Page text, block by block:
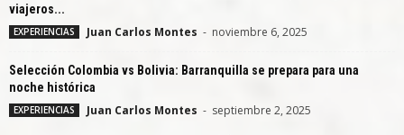
viajeros...
EXPERIENCIAS Juan Carlos Montes - noviembre 6, 2025
Selección Colombia vs Bolivia: Barranquilla se prepara para una
noche histórica
EXPERIENCIAS Juan Carlos Montes - septiembre 2, 2025